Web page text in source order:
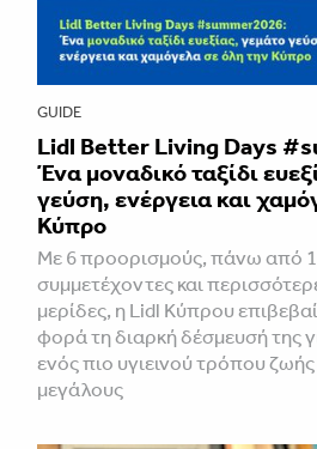
GUIDE
Lidl Better Living Days
Ένα μοναδικό ταξίδι
γεύση, ενέργεια και
Κύπρο
Με 6 προορισμούς, πάνω από
συμμετέχοντες και
μερίδες, η Lidl Κύπρου
φορά τη διαρκή δέσμευσή της
ενός πιο υγιεινού τρόπου ζωής
μεγάλους